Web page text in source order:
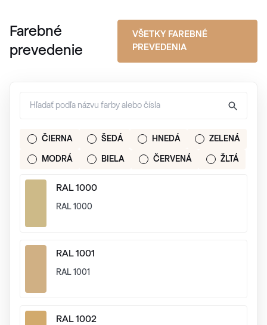
Farebné
prevedenie
VŠETKY FAREBNÉ
PREVEDENIA
ČIERNA ŠEDÁ HNEDÁ ZELENÁ
MODRÁ BIELA ČERVENÁ ŽLTÁ
RAL 1000
RAL 1000
RAL 1001
RAL 1001
RAL 1002